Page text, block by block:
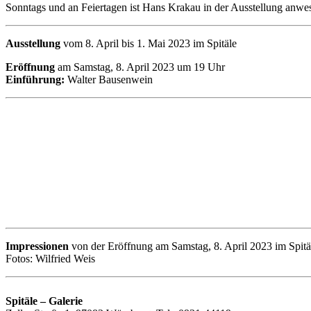
Sonntags und an Feiertagen ist Hans Krakau in der Ausstellung
Ausstellung vom 8. April bis 1. Mai 2023 im Spitäle
Eröffnung am Samstag, 8. April 2023 um 19 Uhr
Einführung: Walter Bausenwein
Impressionen von der Eröffnung am Samstag, 8. April 2023 im
Fotos: Wilfried Weis
Spitäle – Galerie